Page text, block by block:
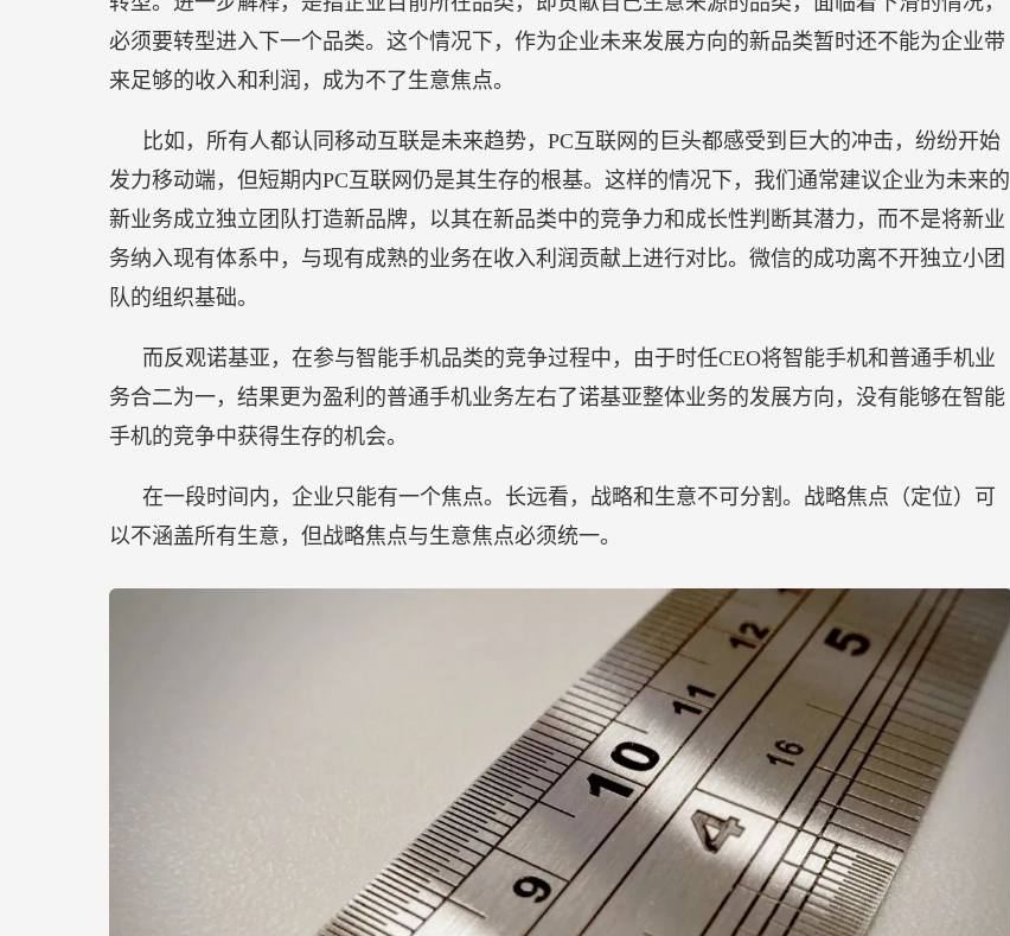
必须要转型进入下一个品类。这个情况下，作为企业未来发展方向的新品类暂时还不能为企业带
来足够的收入和利润，成为不了生意焦点。
比如，所有人都认同移动互联是未来趋势，PC互联网的巨头都感受到巨大的冲击，纷纷开始
发力移动端，但短期内PC互联网仍是其生存的根基。这样的情况下，我们通常建议企业为未来的
新业务成立独立团队打造新品牌，以其在新品类中的竞争力和成长性判断其潜力，而不是将新业
务纳入现有体系中，与现有成熟的业务在收入利润贡献上进行对比。微信的成功离不开独立小团
队的组织基础。
而反观诺基亚，在参与智能手机品类的竞争过程中，由于时任CEO将智能手机和普通手机业
务合二为一，结果更为盈利的普通手机业务左右了诺基亚整体业务的发展方向，没有能够在智能
手机的竞争中获得生存的机会。
在一段时间内，企业只能有一个焦点。长远看，战略和生意不可分割。战略焦点（定位）可
以不涵盖所有生意，但战略焦点与生意焦点必须统一。